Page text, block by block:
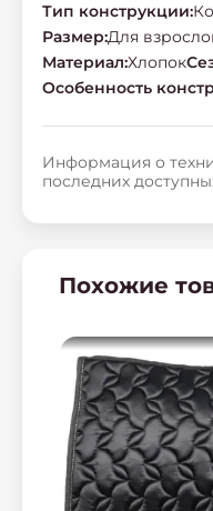
Тип конструкции:
Размер:Для
Материал:Хлопок
Особенность
Информация о
последних
Похожие